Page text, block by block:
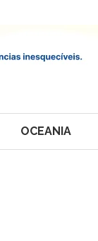
OCEANIA